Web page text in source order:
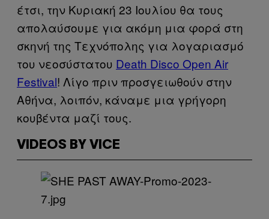
έτσι, την Κυριακή 23 Ιουλίου θα τους
απολαύσουμε για ακόμη μια φορά στη
σκηνή της Τεχνόπολης για λογαριασμό
του νεοσύστατου Death Disco Open Air
Festival! Λίγο πριν προσγειωθούν στην
Αθήνα, λοιπόν, κάναμε μια γρήγορη
κουβέντα μαζί τους.
VIDEOS BY VICE